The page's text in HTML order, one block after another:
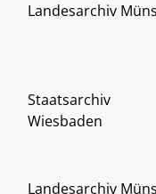
Landesarchiv
Staatsarchiv
Wiesbaden
Landesarchiv